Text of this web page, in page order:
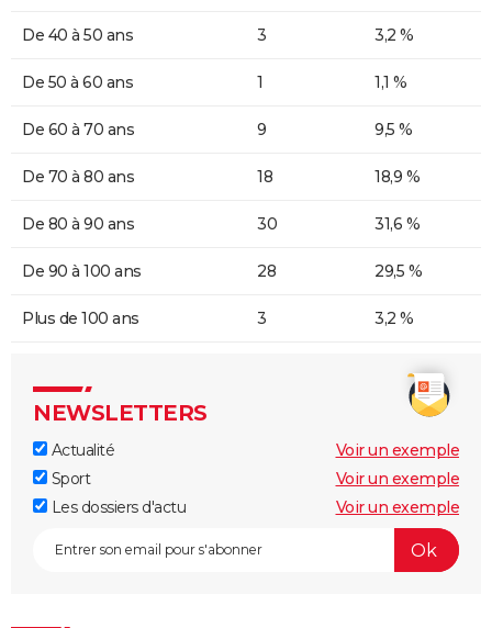
De 40 à 50 ans 3 3,2 %
De 50 à 60 ans 1 1,1 %
De 60 à 70 ans 9 9,5 %
De 70 à 80 ans 18 18,9 %
De 80 à 90 ans 30 31,6 %
De 90 à 100 ans 28 29,5 %
Plus de 100 ans 3 3,2 %
NEWSLETTERS
Actualité
Voir un exemple
Sport
Voir un exemple
Les dossiers d'actu
Voir un exemple